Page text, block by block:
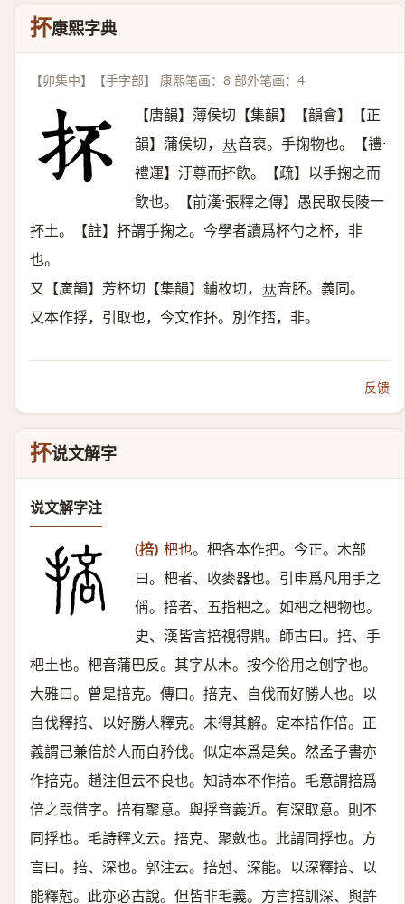
抔康熙字典
【卯集中】【手字部】 康熙笔画：8 部外笔画：4
【唐韻】薄侯切【集韻】【韻會】【正
韻】蒲侯切， 𠀤音裒。手掬物也。【禮·
禮運】汙尊而抔飮。【疏】以手掬之而
飮也。【前漢·張釋之傳】愚民取長陵一
抔土。【註】抔謂手掬之。今學者讀爲杯勺之杯，非
也。
又【廣韻】芳杯切【集韻】鋪枚切， 𠀤音胚。義同。
又本作捊，引取也，今文作抔。別作㧵，非。
反馈
抔说文解字
说文解字注
(掊) 杷也。 杷各本作把。今正。木部
曰。杷者、收麥器也。引申爲凡用手之
偁。掊者、五指杷之。如杷之杷物也。
史、漢皆言掊視得鼎。師古曰。掊、手
杷土也。杷音蒲巴反。其字从木。按今俗用之刨字也。
大雅曰。曾是掊克。傳曰。掊克、自伐而好勝人也。以
自伐釋掊、以好勝人釋克。未得其解。定本掊作倍。正
義謂己兼倍於人而自矜伐。似定本爲是矣。然孟子書亦
作掊克。趙注但云不良也。知詩本不作掊。毛意謂掊爲
倍之叚借字。掊有聚意。與捊音義近。有深取意。則不
同捊也。毛詩釋文云。掊克、聚斂也。此謂同捊也。方
言曰。掊、深也。郭注云。掊尅、深能。以深釋掊、以
能釋尅。此亦必古說。但皆非毛義。方言掊訓深、與許